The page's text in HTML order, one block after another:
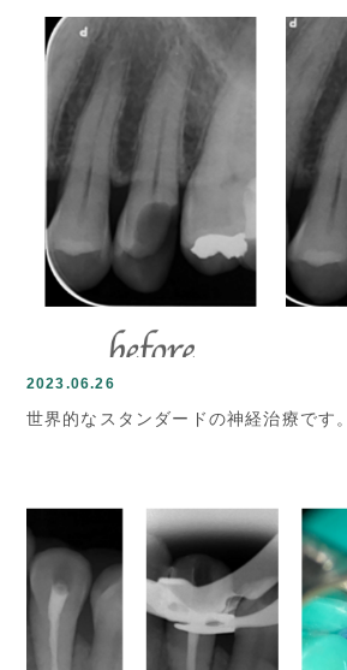
2023.06.26
世界的なスタンダードの神経治療です。